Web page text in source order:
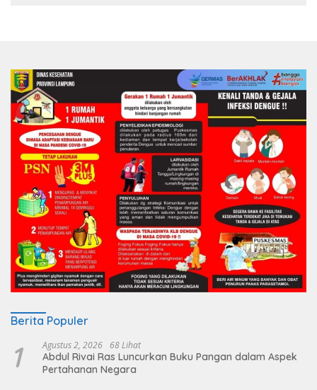
Berita Populer
1 Agustus 2, 2026 68 Lihat
Abdul Rivai Ras Luncurkan Buku Pangan dalam Aspek
Pertahanan Negara